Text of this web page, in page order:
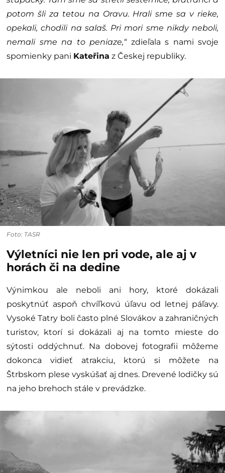
potom šli za tetou na Oravu. Hrali sme sa v rieke,
opekali, chodili na salaš. Pri mori sme nikdy neboli,
nemali sme na to peniaze,“ zdieľala s nami svoje
spomienky pani Kateřina z Českej republiky.
Foto: TASR
Výletníci nie len pri vode, ale aj v
horách či na dedine
Výnimkou ale neboli ani hory, ktoré dokázali
poskytnúť aspoň chvíľkovú úľavu od letnej páľavy.
Vysoké Tatry boli často plné Slovákov a zahraničných
turistov, ktorí si dokázali aj na tomto mieste do
sýtosti oddýchnuť. Na dobovej fotografii môžeme
dokonca vidieť atrakciu, ktorú si môžete na
Štrbskom plese vyskúšať aj dnes. Drevené lodičky sú
na jeho brehoch stále v prevádzke.